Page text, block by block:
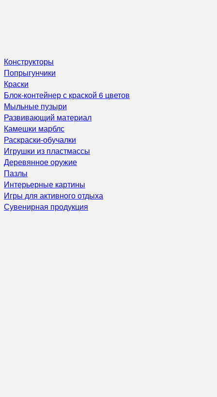
Конструкторы
Попрыгунчики
Краски
Блок-контейнер с краской 6 цветов
Мыльные пузыри
Развивающий материал
Камешки марблс
Раскраски-обучалки
Игрушки из пластмассы
Деревянное оружие
Пазлы
Интерьерные картины
Игры для активного отдыха
Сувенирная продукция